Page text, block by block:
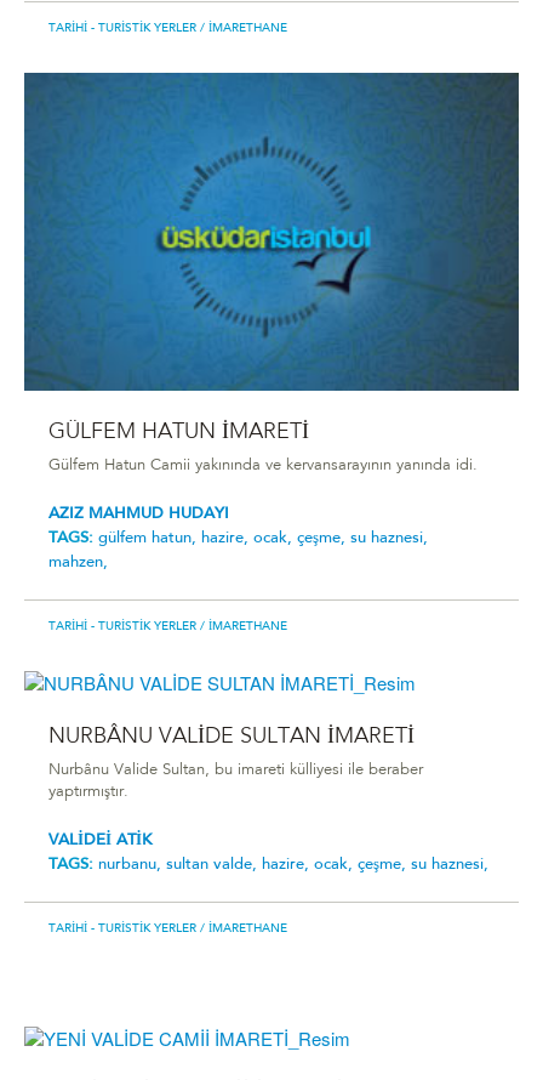
TARIHI - TURISTIK YERLER / İMARETHANE
GÜLFEM HATUN İMARETİ
Gülfem Hatun Camii yakınında ve kervansarayının yanında idi.
AZIZ MAHMUD HUDAYI
TAGS: gülfem hatun, hazire, ocak, çeşme, su haznesi,
mahzen,
TARIHI - TURISTIK YERLER / İMARETHANE
NURBÂNU VALİDE SULTAN İMARETİ
Nurbânu Valide Sultan, bu imareti külliyesi ile beraber
yaptırmıştır.
VALİDEİ ATİK
TAGS: nurbanu, sultan valde, hazire, ocak, çeşme, su haznesi,
TARIHI - TURISTIK YERLER / İMARETHANE